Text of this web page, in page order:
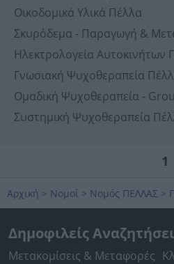
Οικοδομικά Υλικά Πέλλα
Σκυρόδεμα - Παραγωγή &
Ηλεκτρολογεία Αυτοκινήτων
Γνωσιακή Ψυχοθεραπεία
Ομαδική Ψυχοθεραπεία -
Συστημική Ψυχοθεραπεία
1
Αρχική > Νομοί > Νομός ΠΕΛΛΑΣ >
Δημοφιλείς
Μετακομίσεις & Μεταφορές